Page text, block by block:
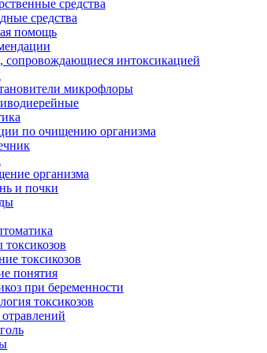
средства
средства
помощь
сопровождающиеся интоксикацией
микрофлоры
по очищению организма
организма
и почки
токсикозов
понятия
при беременности
токсикозов